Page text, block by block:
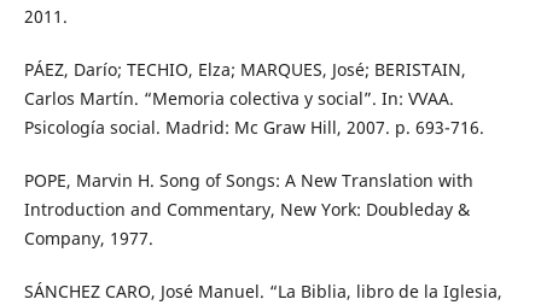
2011.
PÁEZ, Darío; TECHIO, Elza; MARQUES, José; BERISTAIN,
Carlos Martín. “Memoria colectiva y social”. In: VVAA.
Psicología social. Madrid: Mc Graw Hill, 2007. p. 693-716.
POPE, Marvin H. Song of Songs: A New Translation with
Introduction and Commentary, New York: Doubleday &
Company, 1977.
SÁNCHEZ CARO, José Manuel. “La Biblia, libro de la Iglesia,